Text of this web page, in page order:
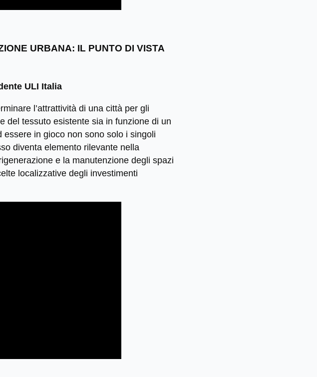
URBANA: IL PUNTO DI VISTA
ULI Italia
l’attrattività di una città per gli
del tessuto esistente sia in funzione di un
in gioco non sono solo i singoli
diventa elemento rilevante nella
e la manutenzione degli spazi
localizzative degli investimenti